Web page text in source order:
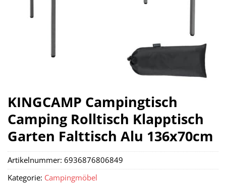
KINGCAMP Campingtisch
Camping Rolltisch Klapptisch
Garten Falttisch Alu 136x70cm
Artikelnummer: 6936876806849
Kategorie: Campingmöbel